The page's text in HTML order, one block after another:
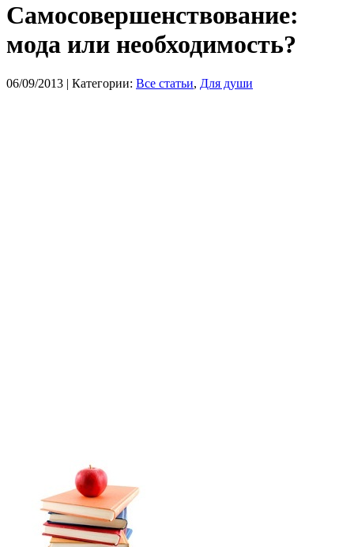
Самосовершенствование:
мода или необходимость?
06/09/2013 | Категории: Все статьи, Для души